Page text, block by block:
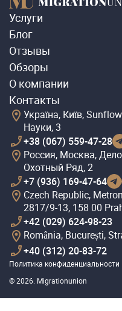
Услуги
Блог
Отзывы
Обзоры
О компании
Контакты
Україна, Київ,
Науки, 3
+38 (067) 559-47-28
Россия, Москва,
Охотный Ряд, 2
+7 (936) 169-47-64
Czech Republic,
2817/9-13, 158 00
+42 (029) 624-98-23
România, București,
+40 (312) 20-83-72
© 2026. Migrationunion
Политика конфиденциальности